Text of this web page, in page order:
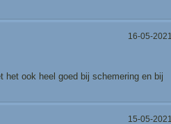
16-05-2021
het ook heel goed bij schemering en bij
15-05-2021